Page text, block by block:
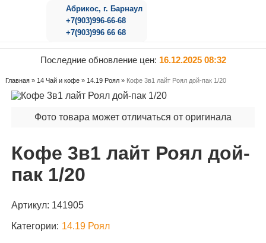
Абрикос, г. Барнаул
+7(903)996-66-68
+7(903)996 66 68
Последние обновление цен: 16.12.2025 08:32
Главная» 14 Чай и кофе» 14.19 Роял» Кофе 3в1 лайт Роял дой-пак 1/20
Фото товара может отличаться от оригинала
Кофе 3в1 лайт Роял дой-
пак 1/20
Артикул: 141905
Категории: 14.19 Роял